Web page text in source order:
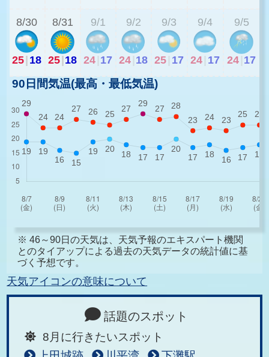
8/30
25 18
8/31
25 18
9/1
24 17
9/2
24 18
9/3
25 17
9/4
24 17
9/5
24 17
90日間気温(最高・最低気温)
※ 46～90日の天気は、天気予報のエキスパート機関
とのタイアップによる過去の天気データの統計値に基
づく予想です。
天気アイコンの意味について
話題のスポット
8月に行きたいスポット